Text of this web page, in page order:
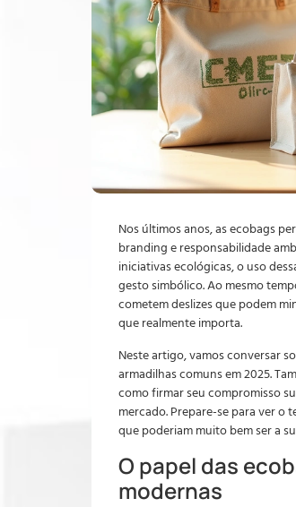
Nos últimos anos, as ecobags
branding e responsabilidade
iniciativas ecológicas, o uso
gesto simbólico. Ao mesmo
cometem deslizes que podem
que realmente importa.
Neste artigo, vamos conversar
armadilhas comuns em 2025.
como firmar seu compromisso
mercado. Prepare-se para ver o
que poderiam muito bem ser a
O papel das
modernas